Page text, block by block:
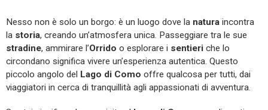
Nesso non è solo un borgo: è un luogo dove la natura incontra
la storia, creando un’atmosfera unica. Passeggiare tra le sue
stradine, ammirare l’Orrido o esplorare i sentieri che lo
circondano significa vivere un’esperienza autentica. Questo
piccolo angolo del Lago di Como offre qualcosa per tutti, dai
viaggiatori in cerca di tranquillità agli appassionati di avventura.